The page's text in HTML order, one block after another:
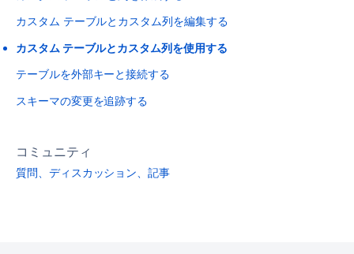
カスタム テーブルとカスタム列を編集する
カスタム テーブルとカスタム列を使用する
テーブルを外部キーと接続する
スキーマの変更を追跡する
コミュニティ
質問、ディスカッション、記事